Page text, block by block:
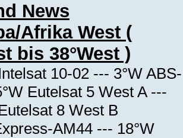
News
Afrika West (
bis 38°West )
10-02 --- 3°W ABS-
Eutelsat 5 West A ---
8 West B
AM44 --- 18°W